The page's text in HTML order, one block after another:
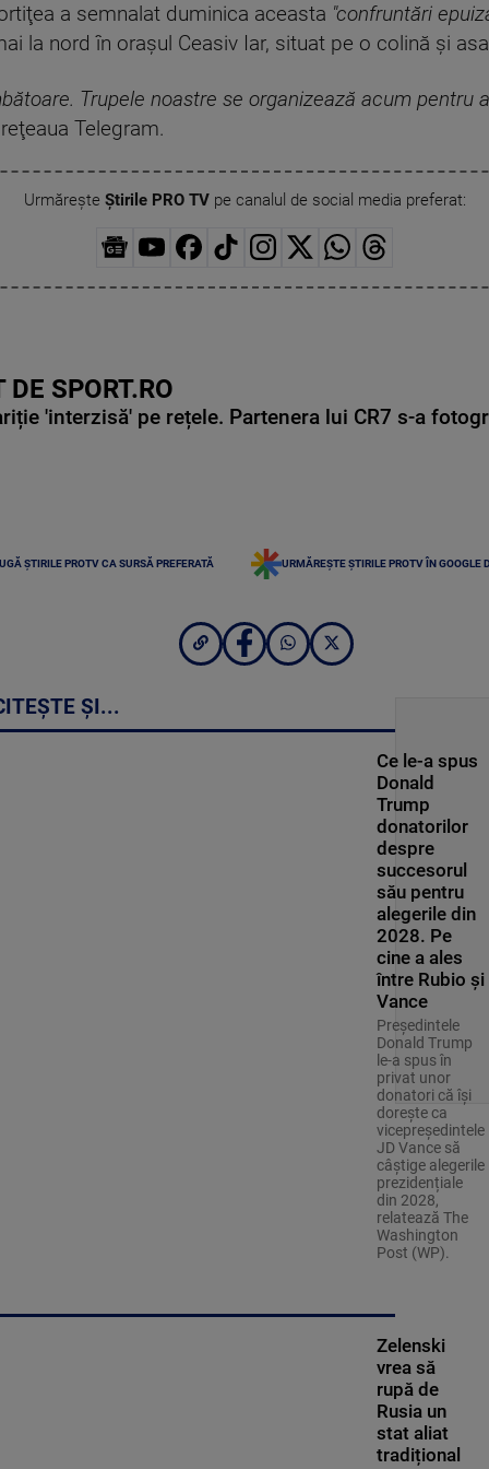
a semnalat duminica aceasta "confruntări
la nord în oraşul Ceasiv Iar, situat pe o colină şi
Trupele noastre se organizează acum pentru
Telegram.
Urmărește Știrile PRO TVpe canalul de social media preferat:
SPORT.RO
'interzisă' pe rețele. Partenera lui CR7 s-a
ȘTIRILE PROTV CA SURSĂ PREFERATĂ URMĂREȘTE ȘTIRILE PROTV ÎN GOOGLE
ȘI...
Ce le-a spus
Donald
Trump
donatorilor
despre
succesorul
său pentru
alegerile din
2028. Pe
cine a ales
între Rubio și
Vance
Președintele
Donald Trump
le-a spus în
privat unor
donatori că își
dorește ca
vicepreședintele
JD Vance să
câștige alegerile
prezidențiale
din 2028,
relatează The
Washington
Post (WP).
Zelenski
vrea să
rupă de
Rusia un
stat aliat
tradițional